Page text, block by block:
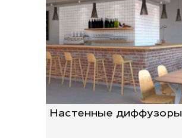
Настенные диффузоры